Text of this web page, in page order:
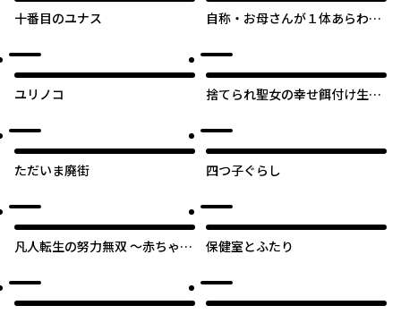
十番目のユナス
自称・お母さんが１体あらわれ
ユリノコ
捨てられ聖女の幸せ餌付け生活
っぽん）で育児初心者に拾われ
ました～
ただいま廃街
四つ子ぐらし
凡人転生の努力無双 ～赤ちゃん
にか日本の未来を背負ってまし
た～
保健室とふたり